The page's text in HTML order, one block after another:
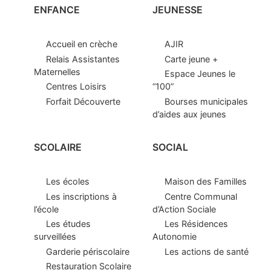
ENFANCE
Accueil en crèche
Relais Assistantes
Maternelles
Centres Loisirs
Forfait Découverte
JEUNESSE
AJIR
Carte jeune +
Espace Jeunes le
“100”
Bourses municipales
d’aides aux jeunes
SCOLAIRE
Les écoles
Les inscriptions à
l’école
Les études
surveillées
Garderie périscolaire
Restauration Scolaire
SOCIAL
Maison des Familles
Centre Communal
d’Action Sociale
Les Résidences
Autonomie
Les actions de santé